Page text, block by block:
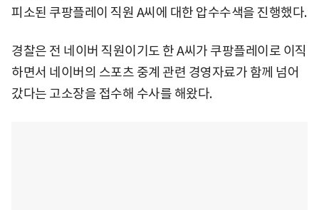
피소된 쿠팡플레이 직원 A씨에 대한 압수수색을 진행했다.
경찰은 전 네이버 직원이기도 한 A씨가 쿠팡플레이로 이직
하면서 네이버의 스포츠 중계 관련 경영자료가 함께 넘어
갔다는 고소장을 접수해 수사를 해왔다.